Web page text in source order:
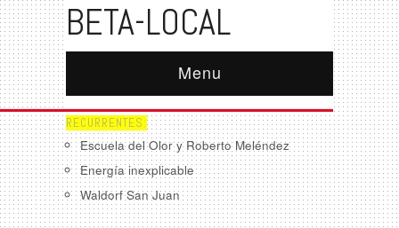
BETA-LOCAL
Menu
RECURRENTES:
Escuela del Olor y Roberto Meléndez
Energía inexplicable
Waldorf San Juan